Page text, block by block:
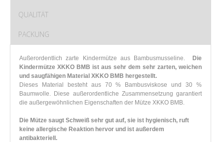
QUALITÄT
PACKUNG
Außerordentlich zarte Kindermütze aus Bambusmusseline.
Die
Kindermütze XKKO BMB ist aus sehr dem sehr zarten, weichen
und saugfähigen Material XKKO BMB hergestellt.
Dieses Material besteht aus 70 % Bambusviskose und 30 %
Baumwolle. Diese außerordentliche Zusammensetzung garantiert
die außergewöhnlichen Eigenschaften der Mütze XKKO BMB.
Die Mütze saugt Schweiß sehr gut auf, sie ist hygienisch, ruft
keine allergische Reaktion hervor und ist außerdem
antibakteriell.